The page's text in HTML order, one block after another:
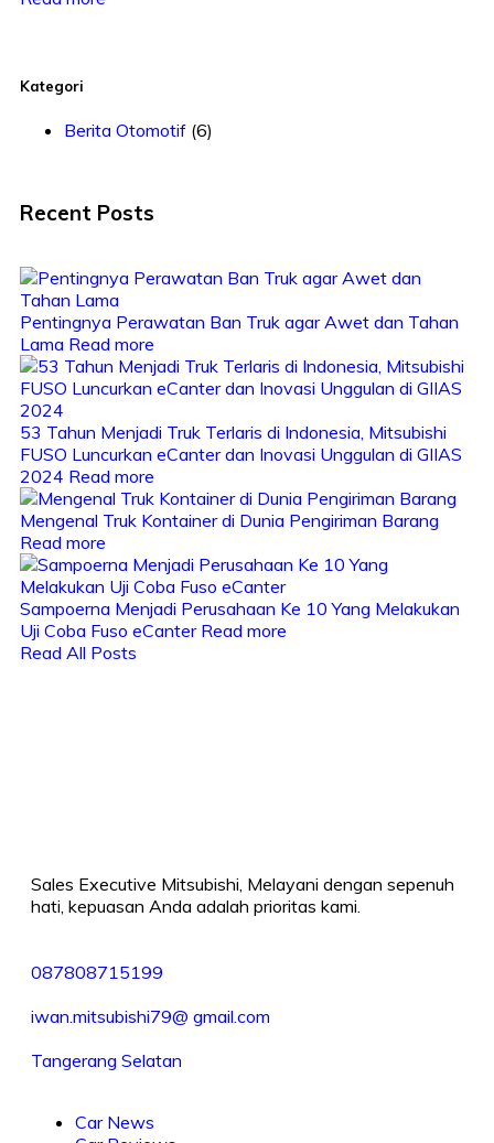
Kategori
Berita Otomotif (6)
Recent Posts
Pentingnya Perawatan Ban Truk agar Awet dan Tahan
Lama Read more
53 Tahun Menjadi Truk Terlaris di Indonesia, Mitsubishi
FUSO Luncurkan eCanter dan Inovasi Unggulan di GIIAS
2024 Read more
Mengenal Truk Kontainer di Dunia Pengiriman Barang
Read more
Sampoerna Menjadi Perusahaan Ke 10 Yang Melakukan
Uji Coba Fuso eCanter Read more
Read All Posts
Sales Executive Mitsubishi, Melayani dengan sepenuh
hati, kepuasan Anda adalah prioritas kami.
087808715199
iwan.mitsubishi79@ gmail.com
Tangerang Selatan
Car News